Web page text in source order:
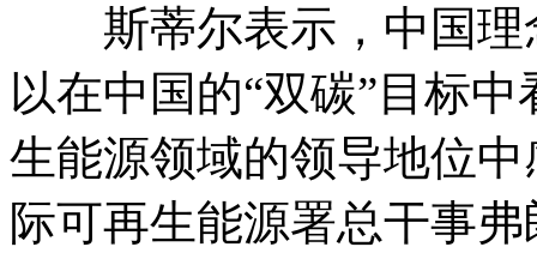
斯蒂尔表示，中国理
以在中国的“双碳”目标
生能源领域的领导地位
际可再生能源署总干事